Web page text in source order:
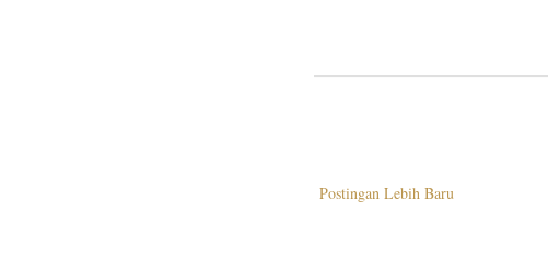
Postingan Lebih Baru